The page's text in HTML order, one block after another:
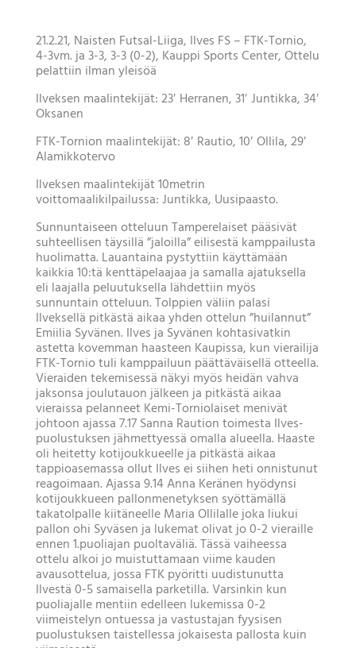
21.2.21, Naisten Futsal-Liiga, Ilves FS – FTK-Tornio,
4-3vm. ja 3-3, 3-3 (0-2), Kauppi Sports Center, Ottelu
pelattiin ilman yleisöä
Ilveksen maalintekijät: 23′ Herranen, 31′ Juntikka, 34′
Oksanen
FTK-Tornion maalintekijät: 8′ Rautio, 10′ Ollila, 29′
Alamikkotervo
Ilveksen maalintekijät 10metrin
voittomaalikilpailussa: Juntikka, Uusipaasto.
Sunnuntaiseen otteluun Tamperelaiset pääsivät
suhteellisen täysillä ”jaloilla” eilisestä kamppailusta
huolimatta. Lauantaina pystyttiin käyttämään
kaikkia 10:tä kenttäpelaajaa ja samalla ajatuksella
eli laajalla peluutuksella lähdettiin myös
sunnuntain otteluun. Tolppien väliin palasi
Ilveksellä pitkästä aikaa yhden ottelun ”huilannut”
Emiilia Syvänen. Ilves ja Syvänen kohtasivatkin
astetta kovemman haasteen Kaupissa, kun vierailija
FTK-Tornio tuli kamppailuun päättäväisellä otteella.
Vieraiden tekemisessä näkyi myös heidän vahva
jaksonsa joulutauon jälkeen ja pitkästä aikaa
vieraissa pelanneet Kemi-Torniolaiset menivät
johtoon ajassa 7.17 Sanna Raution toimesta Ilves-
puolustuksen jähmettyessä omalla alueella. Haaste
oli heitetty kotijoukkueelle ja pitkästä aikaa
tappioasemassa ollut Ilves ei siihen heti onnistunut
reagoimaan. Ajassa 9.14 Anna Keränen hyödynsi
kotijoukkueen pallonmenetyksen syöttämällä
takatolpalle kiitäneelle Maria Ollilalle joka liukui
pallon ohi Syväsen ja lukemat olivat jo 0-2 vieraille
ennen 1.puoliajan puoltaväliä. Tässä vaiheessa
ottelu alkoi jo muistuttamaan viime kauden
avausottelua, jossa FTK pyöritti uudistunutta
Ilvestä 0-5 samaisella parketilla. Varsinkin kun
puoliajalle mentiin edelleen lukemissa 0-2
viimeistelyn ontuessa ja vastustajan fyysisen
puolustuksen taistellessa jokaisesta pallosta kuin